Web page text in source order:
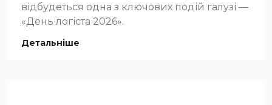
відбудеться одна з ключових подій галузі —
«День логіста 2026».
Детальніше